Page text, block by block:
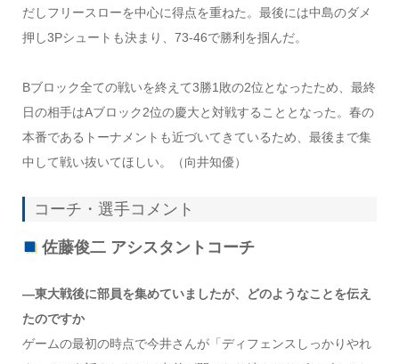
だしフリースローを中心に得点を重ねた。最後には中島のダメ
押し3Pシュートも決まり、73-46で勝利を掴んだ。
Bブロック全ての戦いを終えて3勝1敗の2位となったため、最終
日の相手はAブロック2位の慶大と対戦することとなった。春の
本番であるトーナメントも近づいてきているため、最後まで集
中して戦い抜いてほしい。（向井知優）
コーチ・選手コメント
佐藤俊二 アシスタントコーチ
―東大戦後に部員を集めていましたが、どのようなことを伝え
たのですか
ゲームの最初の時点で今井さんが「ディフェンスしっかりやれ